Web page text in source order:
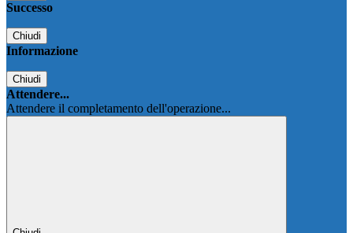
Successo
Chiudi
Informazione
Chiudi
Attendere...
Attendere il completamento dell'operazione...